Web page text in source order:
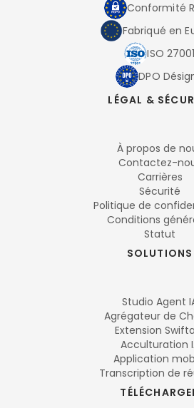
Conformité
Fabriqué en
ISO 27001
DPO
LÉGAL &
À propos de
Contactez-
Carrières
Sécurité
Politique de
Conditions
Statut
SOLUTIONS
Studio Agent
Agrégateur de
Extension
Acculturation
Application
Transcription de